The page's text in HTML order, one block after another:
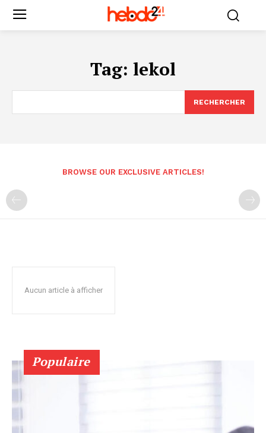
Tag: lekol
RECHERCHER
BROWSE OUR EXCLUSIVE ARTICLES!
Aucun article à afficher
Populaire